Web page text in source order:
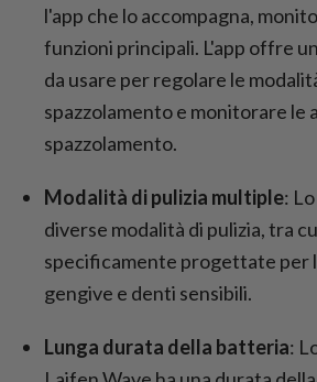
l'app che lo accompagna,
funzioni principali. L'app offre
da usare per regolare le
spazzolamento e monitorare le
spazzolamento.
Modalità di pulizia multiple:
diverse modalità di pulizia, tra
specificamente progettate per
gengive e denti sensibili.
Lunga durata della batteria: